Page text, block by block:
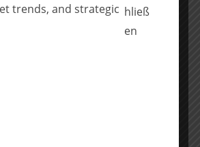
trends, and strategic